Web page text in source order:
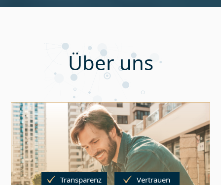
Über uns
Transparenz Vertrauen